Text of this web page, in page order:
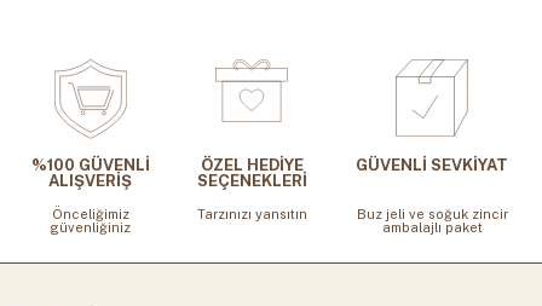
%100 GÜVENLİ
ALIŞVERİŞ
Önceliğimiz
güvenliğiniz
ÖZEL HEDİYE
SEÇENEKLERİ
Tarzınızı yansıtın
GÜVENLİ SEVKİYAT
Buz jeli ve soğuk zincir
ambalajlı paket